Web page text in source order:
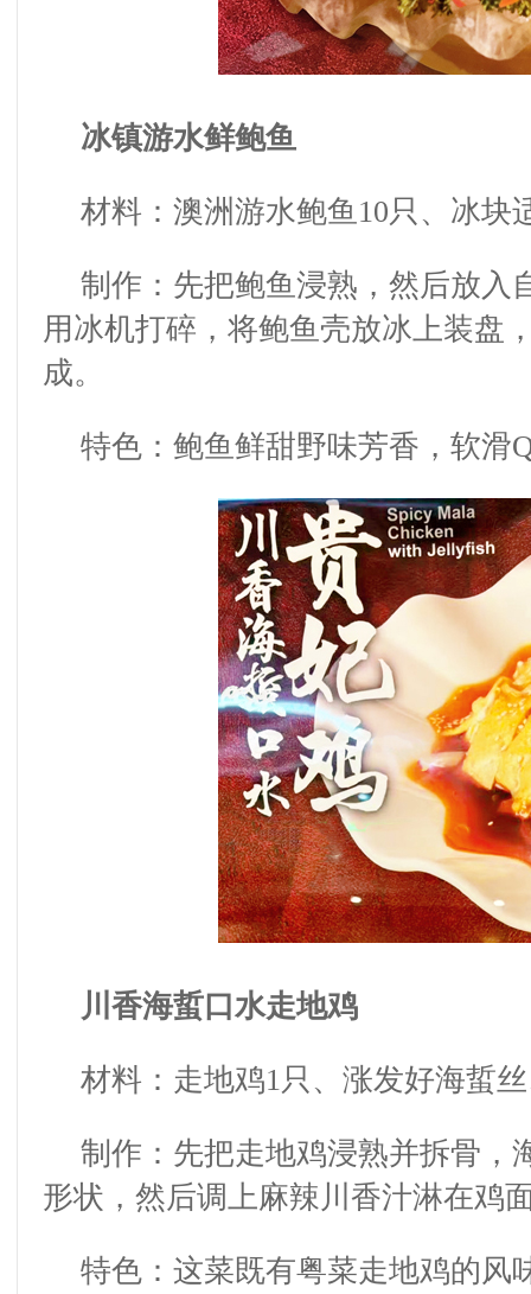
冰镇游水鲜鲍鱼
材料：澳洲游水鲍鱼 10只、冰块
制作：先把鲍鱼浸熟，然后放入
用冰机打碎，将鲍鱼壳放冰上装盘
成。
特色：鲍鱼鲜甜野味芳香，软滑
川香海蜇口水走地鸡
材料：走地鸡1只、涨发好海蜇
制作：先把走地鸡浸熟并拆骨，
形状，然后调上麻辣川香汁淋在鸡
特色：这菜既有粤菜走地鸡的风